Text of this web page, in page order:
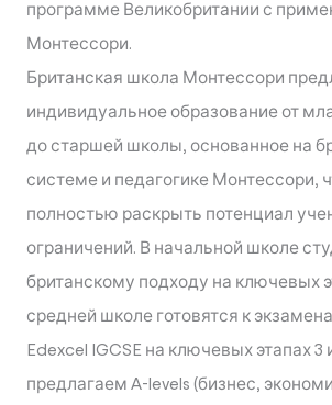
программе Великобритании с
Монтессори.
Британская школа Монтессори
индивидуальное образование от
до старшей школы, основанное на
системе и педагогике Монтессори,
полностью раскрыть потенциал
ограничений. В начальной школе
британскому подходу на ключевых
средней школе готовятся к
Edexcel IGCSE на ключевых этапах
предлагаем A-levels (бизнес,